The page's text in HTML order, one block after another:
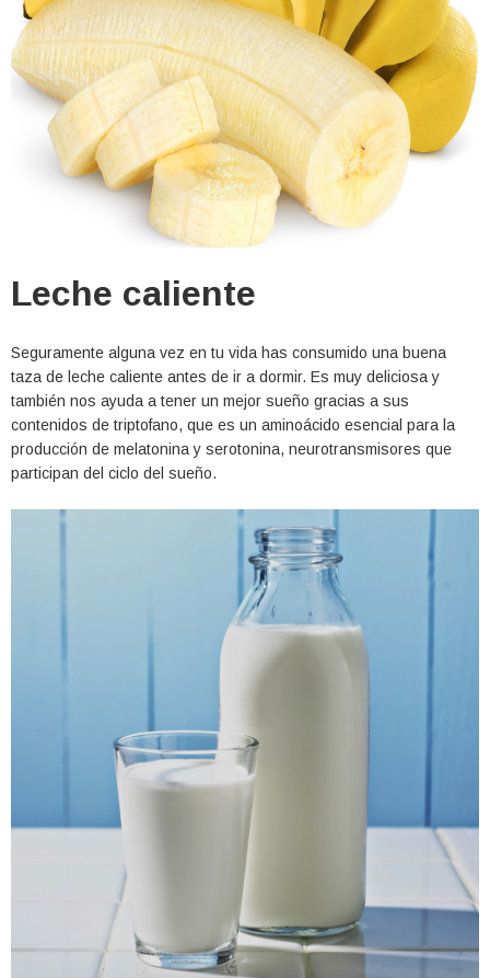
Leche caliente
Seguramente alguna vez en tu vida has consumido una buena
taza de leche caliente antes de ir a dormir. Es muy deliciosa y
también nos ayuda a tener un mejor sueño gracias a sus
contenidos de triptofano, que es un aminoácido esencial para la
producción de melatonina y serotonina, neurotransmisores que
participan del ciclo del sueño.